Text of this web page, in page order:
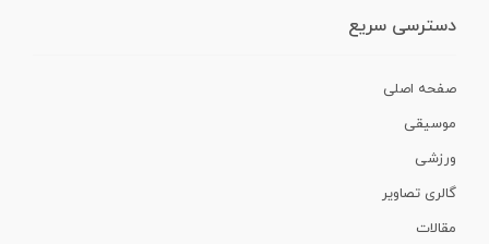
دسترسی سریع
صفحه اصلی
موسیقی
ورزشی
گالری تصاویر
مقالات